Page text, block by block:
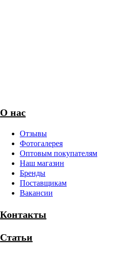
О нас
Отзывы
Фотогалерея
Оптовым покупателям
Наш магазин
Бренды
Поставщикам
Вакансии
Контакты
Статьи